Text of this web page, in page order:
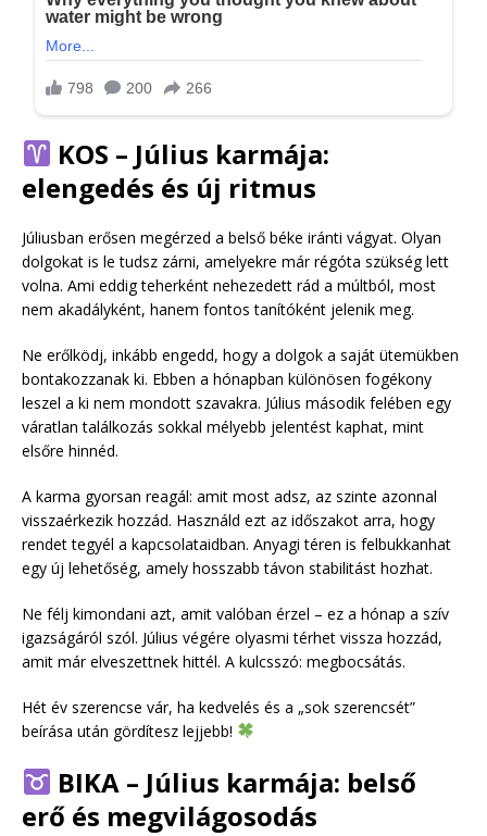
KOS – Július karmája:
elengedés és új ritmus
Júliusban erősen megérzed a belső béke iránti vágyat. Olyan
dolgokat is le tudsz zárni, amelyekre már régóta szükség lett
volna. Ami eddig teherként nehezedett rád a múltból, most
nem akadályként, hanem fontos tanítóként jelenik meg.
Ne erőlködj, inkább engedd, hogy a dolgok a saját ütemükben
bontakozzanak ki. Ebben a hónapban különösen fogékony
leszel a ki nem mondott szavakra. Július második felében egy
váratlan találkozás sokkal mélyebb jelentést kaphat, mint
elsőre hinnéd.
A karma gyorsan reagál: amit most adsz, az szinte azonnal
visszaérkezik hozzád. Használd ezt az időszakot arra, hogy
rendet tegyél a kapcsolataidban. Anyagi téren is felbukkanhat
egy új lehetőség, amely hosszabb távon stabilitást hozhat.
Ne félj kimondani azt, amit valóban érzel – ez a hónap a szív
igazságáról szól. Július végére olyasmi térhet vissza hozzád,
amit már elveszettnek hittél. A kulcsszó: megbocsátás.
Hét év szerencse vár, ha kedvelés és a „sok szerencsét”
beírása után gördítesz lejjebb!
BIKA – Július karmája: belső
erő és megvilágosodás